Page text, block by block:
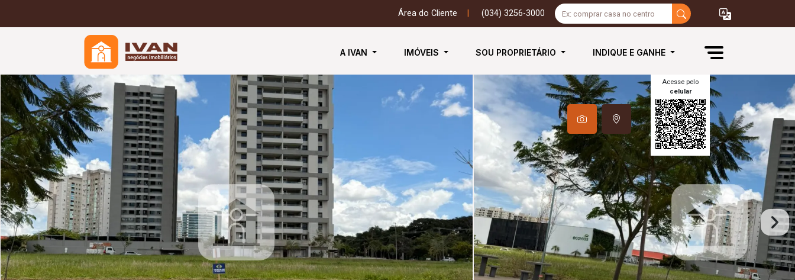
Área do Cliente (034) 3256-3000
A IVAN IMÓVEIS SOU PROPRIETÁRIO INDIQUE E GANHE
Acesse pelo
celular